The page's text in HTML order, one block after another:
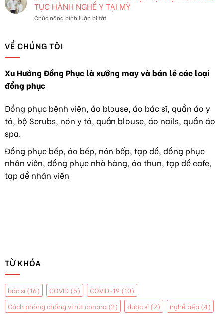
đồng
phục
vụ
cafe
pha
điều
dưỡng
bác
lên
trang
như
hoa
TỤC HÀNH NGHỀ Y TẠI MỸ
Chức năng bình luận bị tắtở
TỐT
NGHIỆP
TIẾP
TỤC
TẠI
MỸ
VỀ CHÚNG TÔI
Xu Hướng Đồng Phục là xưởng may và bán lẻ các loại
đồng phục
Đồng phục bệnh viện, áo blouse, áo bác sĩ, quần áo y
tá, bộ Scrubs, nón y tá, quần blouse, áo nails, quần áo
spa.
Đồng phục bếp, áo bếp, nón bếp, tạp dề, đồng phục
nhân viên, đồng phục nhà hàng, áo thun, tạp dề cafe,
tạp dề nhân viên
TỪ KHÓA
bác sĩ(16) COVID (5) COVID-19 (10)
Cách phòng chống vi rút corona (2) dược sĩ(2) nghề bếp (4)